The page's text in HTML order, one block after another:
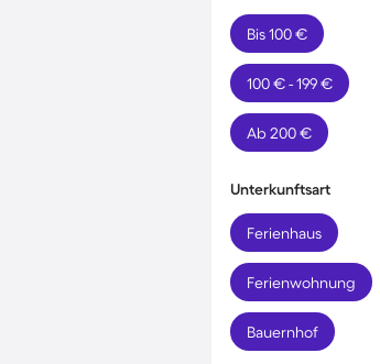
Bis 100 €
100 € - 199 €
Ab 200 €
Unterkunftsart
Ferienhaus
Ferienwohnung
Bauernhof